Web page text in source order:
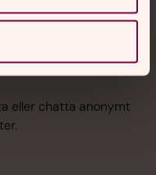
eller chatta anonymt